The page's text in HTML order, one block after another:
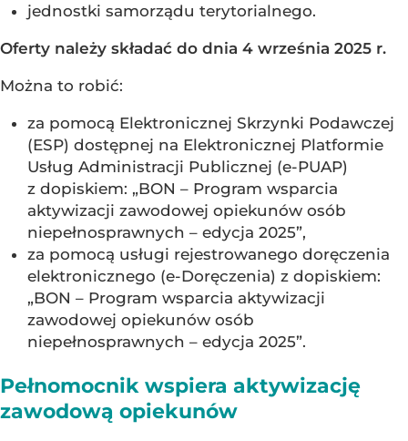
jednostki samorządu terytorialnego.
Oferty należy składać do dnia 4 września 2025 r.
Można to robić:
za pomocą Elektronicznej Skrzynki Podawczej
(ESP) dostępnej na Elektronicznej Platformie
Usług Administracji Publicznej (e-PUAP)
z dopiskiem: „BON – Program wsparcia
aktywizacji zawodowej opiekunów osób
niepełnosprawnych – edycja 2025”,
za pomocą usługi rejestrowanego doręczenia
elektronicznego (e-Doręczenia) z dopiskiem:
„BON – Program wsparcia aktywizacji
zawodowej opiekunów osób
niepełnosprawnych – edycja 2025”.
Pełnomocnik wspiera aktywizację
zawodową opiekunów